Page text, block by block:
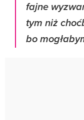
fajne
tym niż
bo